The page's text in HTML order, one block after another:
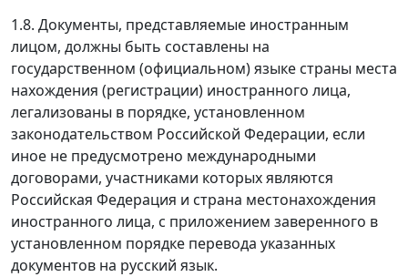
1.8. Документы, представляемые иностранным
лицом, должны быть составлены на
государственном (официальном) языке страны места
нахождения (регистрации) иностранного лица,
легализованы в порядке, установленном
законодательством Российской Федерации, если
иное не предусмотрено международными
договорами, участниками которых являются
Российская Федерация и страна местонахождения
иностранного лица, с приложением заверенного в
установленном порядке перевода указанных
документов на русский язык.